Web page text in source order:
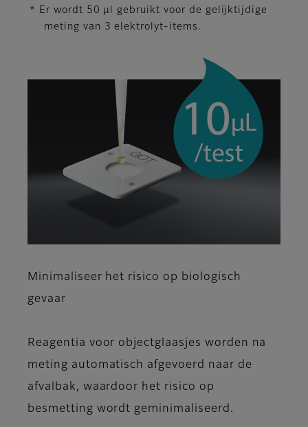
* Er wordt 50 μl gebruikt voor de gelijktijdige
meting van 3 elektrolyt-items.
Minimaliseer het risico op biologisch
gevaar
Reagentia voor objectglaasjes worden na
meting automatisch afgevoerd naar de
afvalbak, waardoor het risico op
besmetting wordt geminimaliseerd.